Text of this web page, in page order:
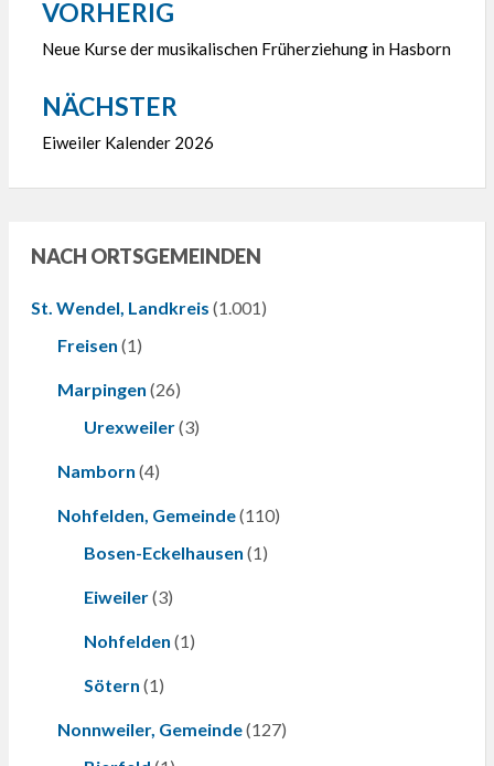
Beitragsnavigation
VORHERIG
Neue Kurse der musikalischen Früherziehung in Hasborn
NÄCHSTER
Eiweiler Kalender 2026
NACH ORTSGEMEINDEN
St. Wendel, Landkreis (1.001)
Freisen (1)
Marpingen (26)
Urexweiler(3)
Namborn (4)
Nohfelden, Gemeinde(110)
Bosen-Eckelhausen (1)
Eiweiler(3)
Nohfelden (1)
Sötern (1)
Nonnweiler, Gemeinde(127)